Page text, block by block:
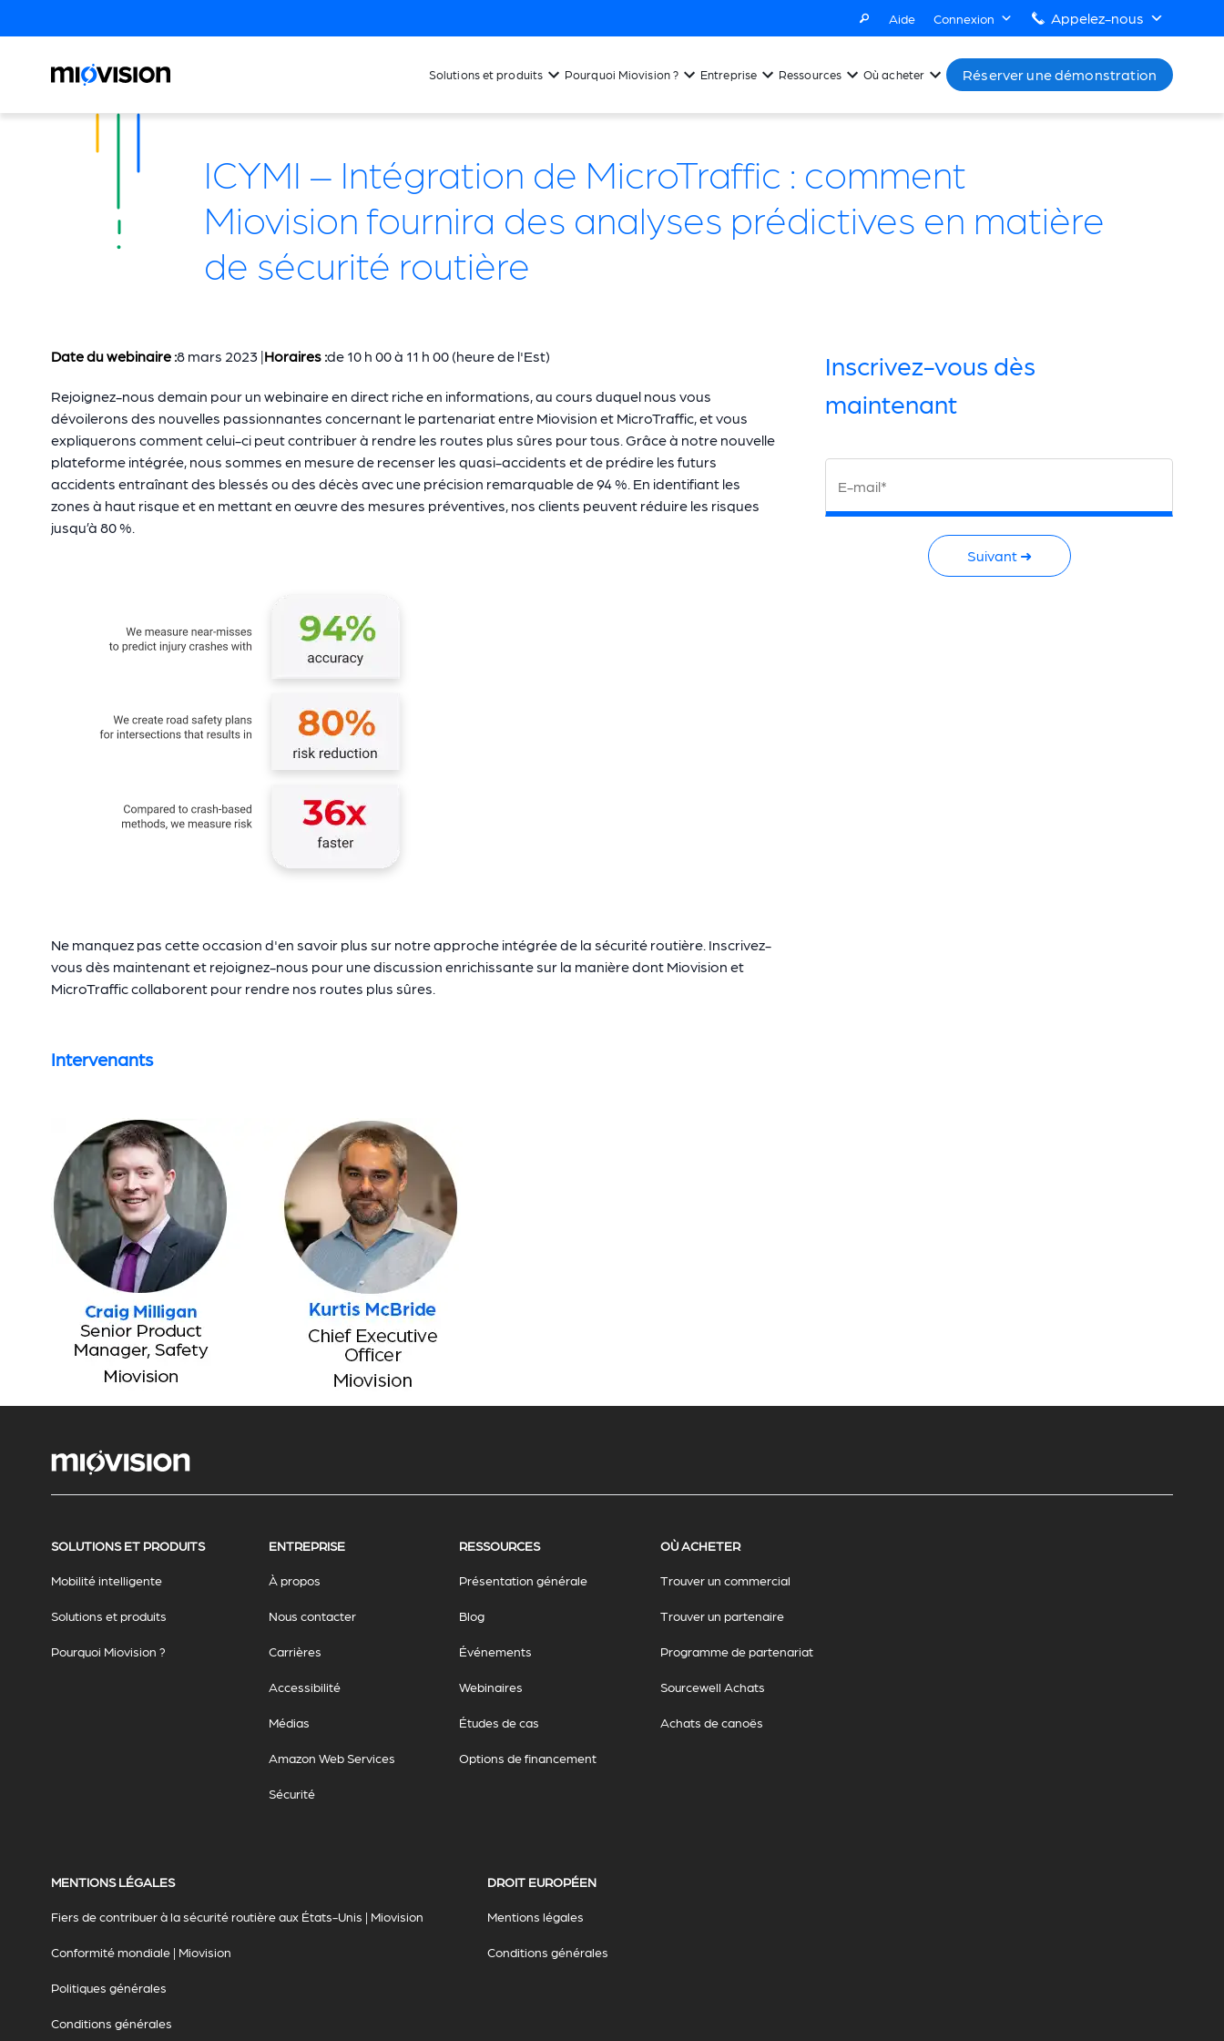
Aide Connexion Appelez-nous
Solutions et produits Pourquoi Miovision ? Entreprise Ressources Où acheter Réserver une démonstration
ICYMI – Intégration de MicroTraffic : comment
Miovision fournira des analyses prédictives en matière
de sécurité routière
Date du webinaire :8 mars 2023 |Horaires :de 10 h 00 à 11 h 00 (heure de l'Est)
Rejoignez-nous demain pour un webinaire en direct riche en informations, au cours duquel nous vous
dévoilerons des nouvelles passionnantes concernant le partenariat entre Miovision et MicroTraffic, et vous
expliquerons comment celui-ci peut contribuer à rendre les routes plus sûres pour tous. Grâce à notre nouvelle
plateforme intégrée, nous sommes en mesure de recenser les quasi-accidents et de prédire les futurs
accidents entraînant des blessés ou des décès avec une précision remarquable de 94 %. En identifiant les
zones à haut risque et en mettant en œuvre des mesures préventives, nos clients peuvent réduire les risques
jusqu’à 80 %.
Ne manquez pas cette occasion d'en savoir plus sur notre approche intégrée de la sécurité routière. Inscrivez-
vous dès maintenant et rejoignez-nous pour une discussion enrichissante sur la manière dont Miovision et
MicroTraffic collaborent pour rendre nos routes plus sûres.
Intervenants
Inscrivez-vous dès
maintenant
E-mail*
Suivant ➜
SOLUTIONS ET PRODUITS
Mobilité intelligente
Solutions et produits
Pourquoi Miovision ?
ENTREPRISE
À propos
Nous contacter
Carrières
Accessibilité
Médias
Amazon Web Services
Sécurité
RESSOURCES
Présentation générale
Blog
Événements
Webinaires
Études de cas
Options de financement
OÙ ACHETER
Trouver un commercial
Trouver un partenaire
Programme de partenariat
Sourcewell Achats
Achats de canoës
MENTIONS LÉGALES
Fiers de contribuer à la sécurité routière aux États-Unis | Miovision
Conformité mondiale | Miovision
Politiques générales
Conditions générales
DROIT EUROPÉEN
Mentions légales
Conditions générales